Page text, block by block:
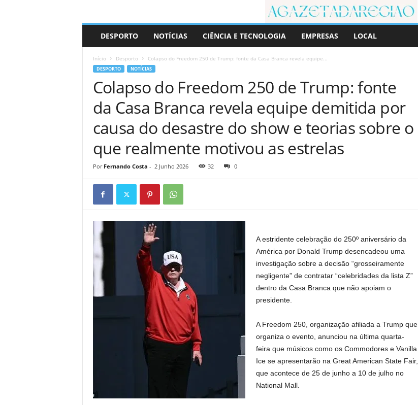
r
DESPORTO NOTÍCIAS CIÊNCIA E TECNOLOGIA EMPRESAS LOCAL
Início Desporto Colapso do Freedom 250 de Trump: fonte da Casa Branca revela equipe...
DESPORTO NOTÍCIAS
Colapso do Freedom 250 de Trump: fonte
da Casa Branca revela equipe demitida por
causa do desastre do show e teorias sobre o
que realmente motivou as estrelas
Por Fernando Costa - 2 Junho 2026 32 0
A estridente celebração do 250º aniversário da
América por Donald Trump desencadeou uma
investigação sobre a decisão “grosseiramente
negligente” de contratar “celebridades da lista Z”
dentro da Casa Branca que não apoiam o
presidente.
A Freedom 250, organização afiliada a Trump que
organiza o evento, anunciou na última quarta-
feira que músicos como os Commodores e Vanilla
Ice se apresentarão na Great American State Fair,
que acontece de 25 de junho a 10 de julho no
National Mall.